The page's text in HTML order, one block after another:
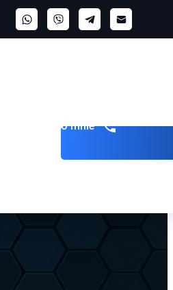
Zadzwoń do mnie